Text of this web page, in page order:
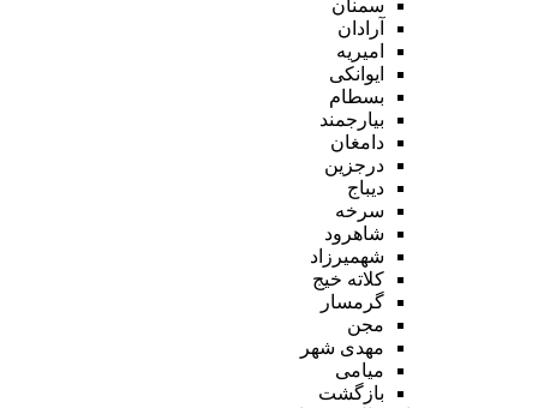
سمنان
آرادان
امیریه
ایوانکی
بسطام
بیارجمند
دامغان
درجزین
دیباج
سرخه
شاهرود
شهمیرزاد
کلاته خیج
گرمسار
مجن
مهدی شهر
میامی
بازگشت